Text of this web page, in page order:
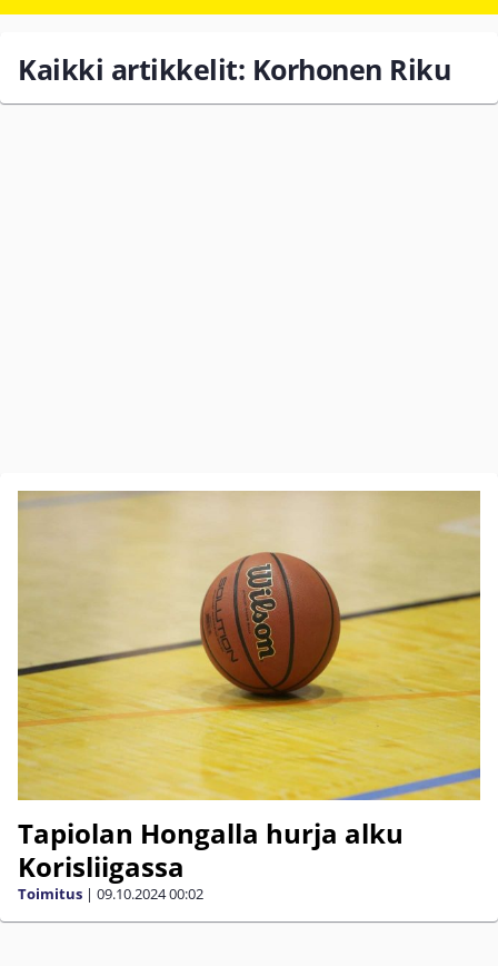
Kaikki artikkelit: Korhonen Riku
Tapiolan Hongalla hurja alku
Korisliigassa
Toimitus | 09.10.202400:02